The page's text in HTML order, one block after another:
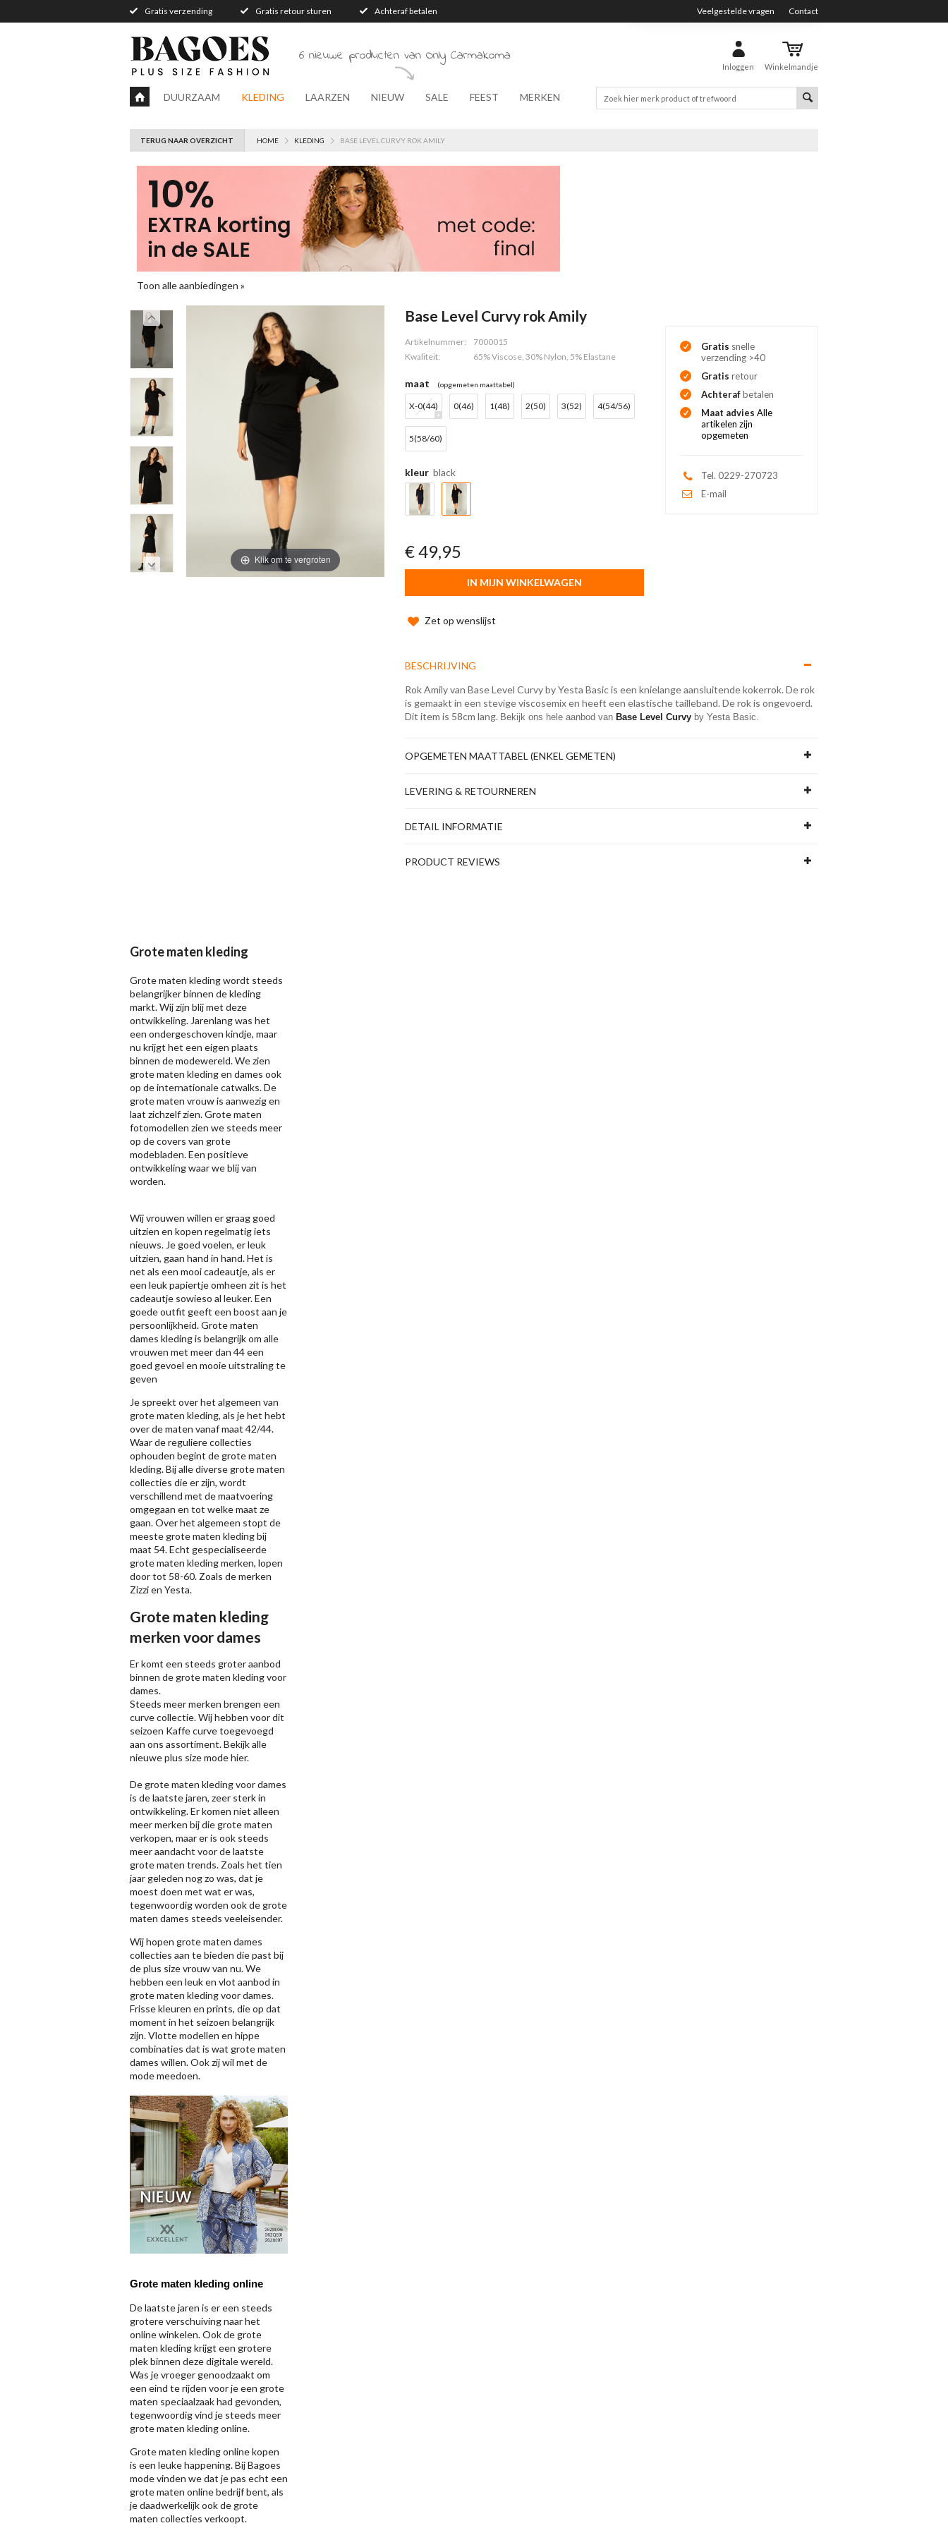
Gratis verzending Gratis retour sturen Achteraf betalen Veelgestelde vragen Contact
Inloggen Winkelmandje
6 nieuwe producten van Only Carmakoma
DUURZAAM KLEDING LAARZEN NIEUW SALE FEEST MERKEN
TERUG NAAR OVERZICHT HOME KLEDING BASE LEVEL CURVY ROK AMILY
Toon alle aanbiedingen »
Klik om te vergroten
Base Level Curvy rok Amily
Artikelnummer:
7000015
Kwaliteit:
65% Viscose, 30% Nylon, 5% Elastane
maat (opgemeten maattabel)
X-0(44) 0(46) 1(48) 2(50) 3(52) 4(54/56)
5(58/60)
kleur black
€ 49,95
IN MIJN WINKELWAGEN
Zet op wenslijst
Gratis snelle
verzending >40
Gratis retour
Achterafbetalen
Maat adviesAlle
artikelen zijn
opgemeten
Tel. 0229-270723
E-mail
BESCHRIJVING
Rok Amily van Base Level Curvy by Yesta Basic is een knielange aansluitende kokerrok. De rok
is gemaakt in een stevige viscosemix en heeft een elastische tailleband. De rok is ongevoerd.
Dit item is 58cm lang. Bekijk ons hele aanbod van Base Level Curvy by Yesta Basic.
OPGEMETEN MAATTABEL (ENKEL GEMETEN)
LEVERING & RETOURNEREN
DETAIL INFORMATIE
PRODUCT REVIEWS
Grote maten kleding
Grote maten kleding wordt steeds
belangrijker binnen de kleding
markt. Wij zijn blij met deze
ontwikkeling. Jarenlang was het
een ondergeschoven kindje, maar
nu krijgt het een eigen plaats
binnen de modewereld. We zien
grote maten kleding en dames ook
op de internationale catwalks. De
grote maten vrouw is aanwezig en
laat zichzelf zien. Grote maten
fotomodellen zien we steeds meer
op de covers van grote
modebladen. Een positieve
ontwikkeling waar we blij van
worden.
Wij vrouwen willen er graag goed
uitzien en kopen regelmatig iets
nieuws. Je goed voelen, er leuk
uitzien, gaan hand in hand. Het is
net als een mooi cadeautje, als er
een leuk papiertje omheen zit is het
cadeautje sowieso al leuker. Een
goede outfit geeft een boost aan je
persoonlijkheid. Grote maten
dames kleding is belangrijk om alle
vrouwen met meer dan 44 een
goed gevoel en mooie uitstraling te
geven
Je spreekt over het algemeen van
grote maten kleding, als je het hebt
over de maten vanaf maat 42/44.
Waar de reguliere collecties
ophouden begint de grote maten
kleding. Bij alle diverse grote maten
collecties die er zijn, wordt
verschillend met de maatvoering
omgegaan en tot welke maat ze
gaan. Over het algemeen stopt de
meeste grote maten kleding bij
maat 54. Echt gespecialiseerde
grote maten kleding merken, lopen
door tot 58-60. Zoals de merken
Zizzien Yesta.
Grote maten kleding
merken voor dames
Er komt een steeds groter aanbod
binnen de grote maten kleding voor
dames.
Steeds meer merken brengen een
curve collectie. Wij hebben voor dit
seizoen Kaffecurve toegevoegd
aan ons assortiment. Bekijk alle
nieuweplus size modehier.
De grote maten kleding voor dames
is de laatste jaren, zeer sterk in
ontwikkeling. Er komen niet alleen
meer merken bij die grote maten
verkopen, maar er is ook steeds
meer aandacht voor de laatste
grote maten trends. Zoals het tien
jaar geleden nog zo was, dat je
moest doen met wat er was,
tegenwoordig worden ook de grote
maten dames steeds veeleisender.
Wij hopen grote maten dames
collecties aan te bieden die past bij
de plus size vrouw van nu. We
hebben een leuk en vlot aanbod in
grote maten kleding voor dames.
Frisse kleuren en prints, die op dat
moment in het seizoen belangrijk
zijn. Vlotte modellen en hippe
combinaties dat is wat grote maten
dames willen. Ook zij wil met de
mode meedoen.
Grote maten kleding online
De laatste jaren is er een steeds
grotere verschuiving naar het
online winkelen. Ook de grote
maten kleding krijgt een grotere
plek binnen deze digitale wereld.
Was je vroeger genoodzaakt om
een eind te rijden voor je een grote
maten speciaalzaak had gevonden,
tegenwoordig vind je steeds meer
grote maten kleding online.
Grote maten kleding online kopen
is een leuke happening. Bij Bagoes
mode vinden we dat je pas echt een
grote maten online bedrijf bent, als
je daadwerkelijk ook de grote
maten collecties verkoopt.